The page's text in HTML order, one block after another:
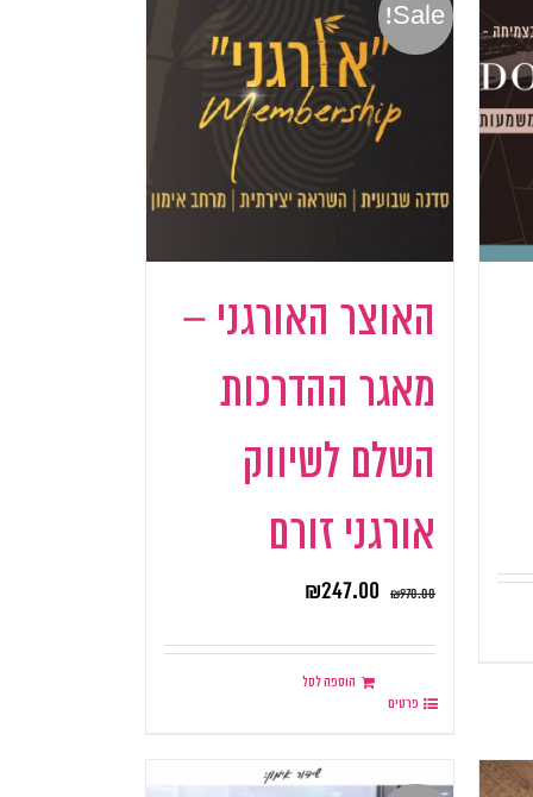
Sale!
האוצר האורגני –
מאגר ההדרכות
השלם לשיווק
אורגני זורם
₪970.00
₪247.00
הוספה לסל
פרטים